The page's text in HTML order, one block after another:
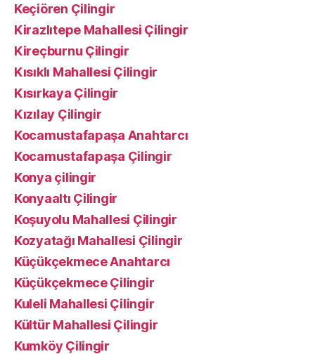
Keçiören Çilingir
Kirazlıtepe Mahallesi Çilingir
Kireçburnu Çilingir
Kısıklı Mahallesi Çilingir
Kısırkaya Çilingir
Kızılay Çilingir
Kocamustafapaşa Anahtarcı
Kocamustafapaşa Çilingir
Konya çilingir
Konyaaltı Çilingir
Koşuyolu Mahallesi Çilingir
Kozyatağı Mahallesi Çilingir
Küçükçekmece Anahtarcı
Küçükçekmece Çilingir
Kuleli Mahallesi Çilingir
Kültür Mahallesi Çilingir
Kumköy Çilingir